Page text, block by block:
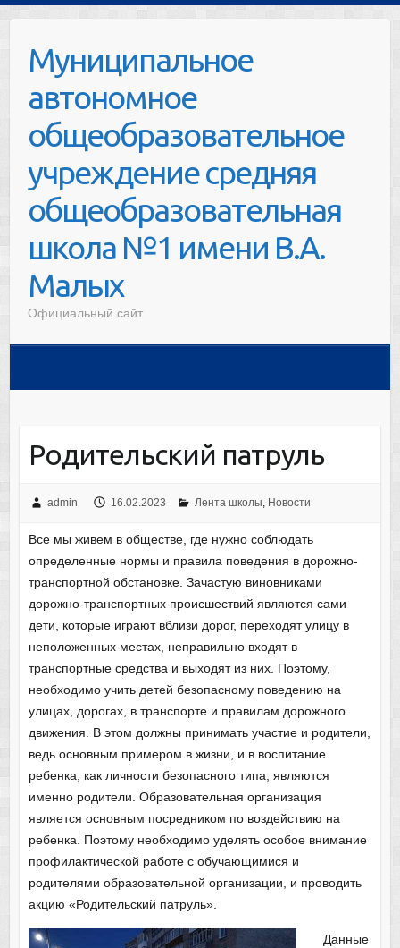
Муниципальное
автономное
общеобразовательное
учреждение средняя
общеобразовательная
школа №1 имени В.А.
Малых
Официальный сайт
Родительский патруль
admin 16.02.2023 Лента школы, Новости
Все мы живем в обществе, где нужно соблюдать
определенные нормы и правила поведения в дорожно-
транспортной обстановке. Зачастую виновниками
дорожно-транспортных происшествий являются сами
дети, которые играют вблизи дорог, переходят улицу в
неположенных местах, неправильно входят в
транспортные средства и выходят из них. Поэтому,
необходимо учить детей безопасному поведению на
улицах, дорогах, в транспорте и правилам дорожного
движения. В этом должны принимать участие и родители,
ведь основным примером в жизни, и в воспитание
ребенка, как личности безопасного типа, являются
именно родители. Образовательная организация
является основным посредником по воздействию на
ребенка. Поэтому необходимо уделять особое внимание
профилактической работе с обучающимися и
родителями образовательной организации, и проводить
акцию «Родительский патруль».
Данные